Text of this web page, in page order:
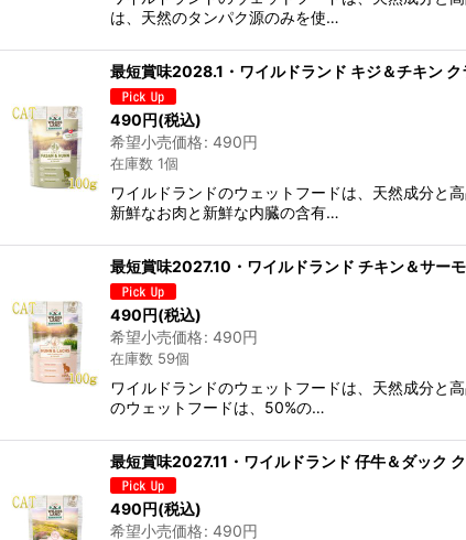
は、天然のタンパク源のみを使…
最短賞味2028.1・ワイルドランド キジ＆チキン
490円(税込)
希望小売価格: 490円
在庫数 1個
ワイルドランドのウェットフードは、天然成分と
新鮮なお肉と新鮮な内臓の含有…
最短賞味2027.10・ワイルドランド チキン＆サ
490円(税込)
希望小売価格: 490円
在庫数 59個
ワイルドランドのウェットフードは、天然成分と
のウェットフードは、50%の…
最短賞味2027.11・ワイルドランド 仔牛＆ダック
490円(税込)
希望小売価格: 490円